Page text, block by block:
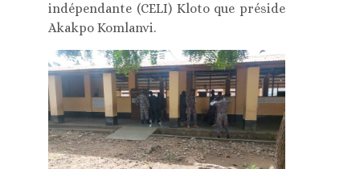
indépendante (CELI) Kloto que préside
Akakpo Komlanvi.